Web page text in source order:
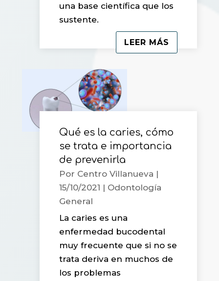
una base científica que los
sustente.
LEER MÁS
Qué es la caries, cómo
se trata e importancia
de prevenirla
Por Centro Villanueva |
15/10/2021 | Odontología
General
La caries es una
enfermedad bucodental
muy frecuente que si no se
trata deriva en muchos de
los problemas